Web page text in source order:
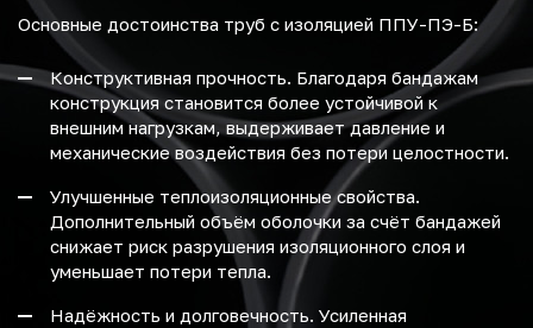
Основные достоинства труб с изоляцией ППУ-ПЭ-Б:
Конструктивная прочность. Благодаря бандажам
конструкция становится более устойчивой к
внешним нагрузкам, выдерживает давление и
механические воздействия без потери целостности.
Улучшенные теплоизоляционные свойства.
Дополнительный объём оболочки за счёт бандажей
снижает риск разрушения изоляционного слоя и
уменьшает потери тепла.
Надёжность и долговечность. Усиленная